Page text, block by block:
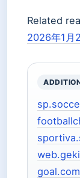
Related
2026年1月
goal.com